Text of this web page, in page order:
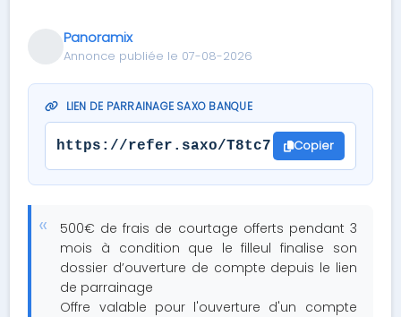
Panoramix
Annonce publiée le 07-08-2026
LIEN DE PARRAINAGE SAXO BANQUE
https://refer.saxo/T8tc7 Copier
500€ de frais de courtage offerts pendant 3
mois à condition que le filleul finalise son
dossier d’ouverture de compte depuis le lien
de parrainage
Offre valable pour l'ouverture d'un compte